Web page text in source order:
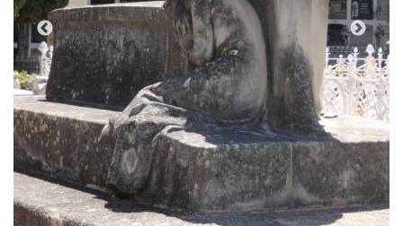
(Foto: Valentí Pons